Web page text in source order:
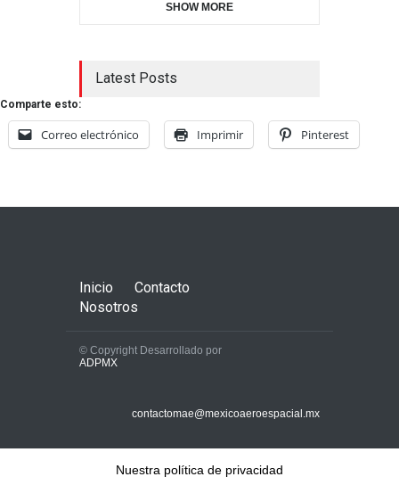
SHOW MORE
Latest Posts
Comparte esto:
Correo electrónico Imprimir Pinterest
Inicio
Contacto
Nosotros
© Copyright Desarrollado por
ADPMX
contactomae@mexicoaeroespacial.mx
Nuestra política de privacidad